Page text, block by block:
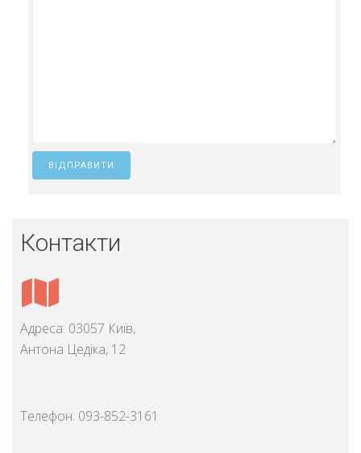
Контакти
Адреса: 03057 Київ,
Антона Цедіка, 12
Телефон: 093-852-3161